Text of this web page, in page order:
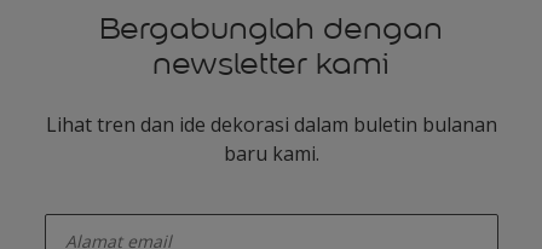
Bergabunglah dengan
newsletter kami
Lihat tren dan ide dekorasi dalam buletin bulanan
baru kami.